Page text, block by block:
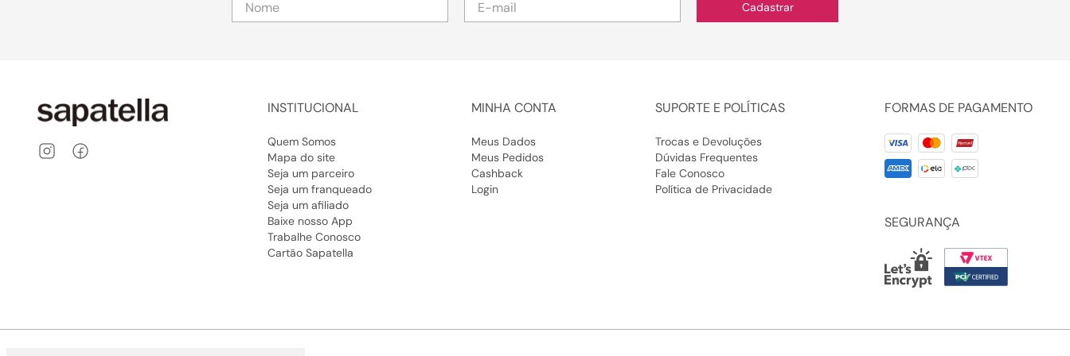
Cadastrar
INSTITUCIONAL
Quem Somos
Mapa do site
Seja um parceiro
Seja um franqueado
Seja um afiliado
Baixe nosso App
Trabalhe Conosco
Cartão Sapatella
MINHA CONTA
Meus Dados
Meus Pedidos
Cashback
Login
SUPORTE E POLÍTICAS
Trocas e Devoluções
Dúvidas Frequentes
Fale Conosco
Política de Privacidade
FORMAS DE PAGAMENTO
SEGURANÇA